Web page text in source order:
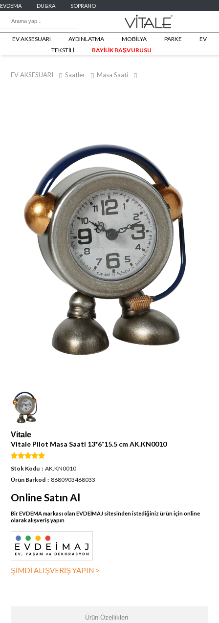
EVDEMA DU&KA SOPRANO
EV AKSESUARI AYDINLATMA MOBİLYA PARKE
EV
TEKSTİLİ
BAYİLİK BAŞVURUSU
EV AKSESUARI Saatler Masa Saati
Vitale
Vitale Pilot Masa Saati 13*6*15.5 cm AK.KN0010
Stok Kodu
AK.KN0010
Ürün Barkod
8680903468033
Online Satın Al
Bir EVDEMA markası olan EVDEİMAJ sitesinden istediğiniz ürün için online
olarak alışveriş yapın
ŞİMDİ ALIŞVERİŞ YAPIN >
Ürün Özellikleri